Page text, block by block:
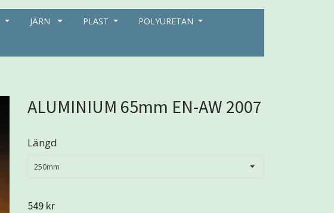
JÄRN PLAST POLYURETAN
ALUMINIUM 65mm EN-AW 2007
Längd
250mm
549 kr